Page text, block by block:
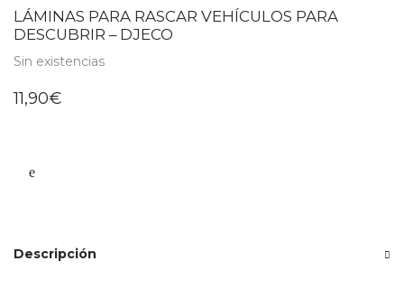
LÁMINAS PARA RASCAR VEHÍCULOS PARA
DESCUBRIR – DJECO
Sin existencias
11,90€
Descripción